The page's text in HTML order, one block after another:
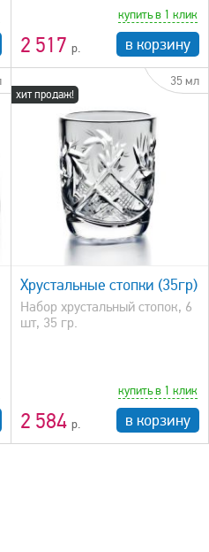
2 517
купить в 1 клик
в корзину
хит продаж!
35 мл
Хрустальные стопки (35гр)
Набор хрустальный стопок, 6
шт, 35 гр.
2 584
купить в 1 клик
в корзину